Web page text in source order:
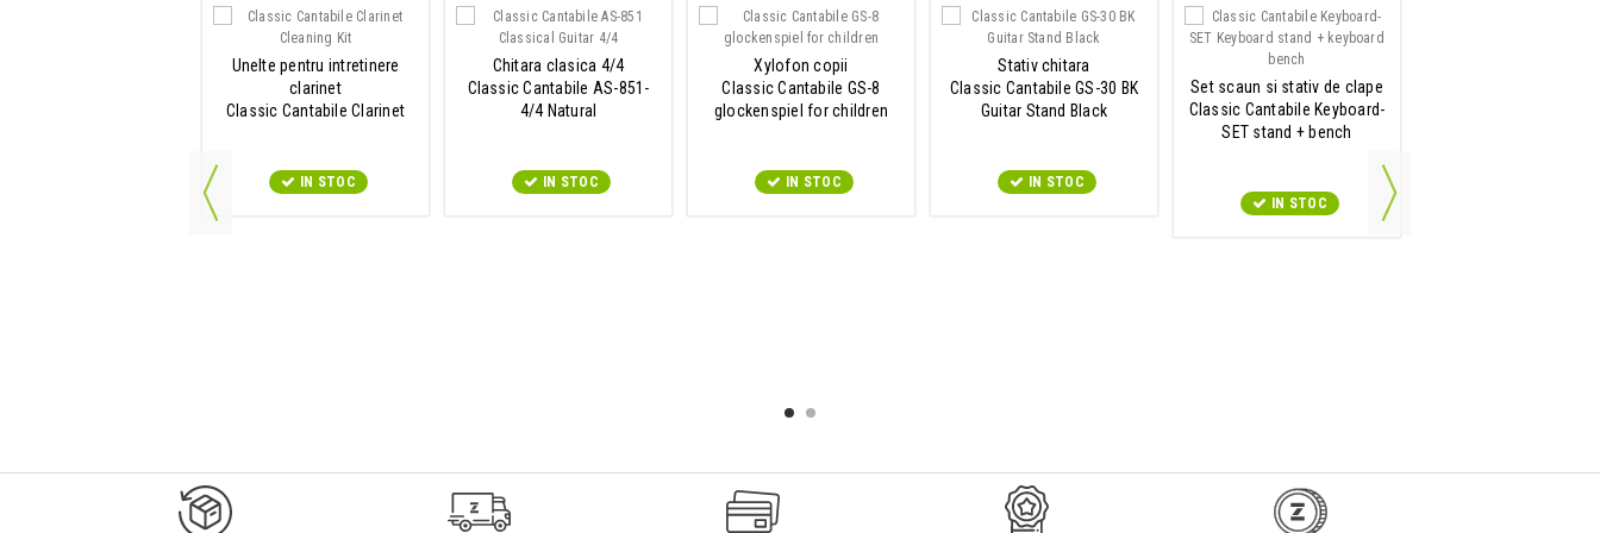
Unelte pentru intretinere
clarinet
Classic Cantabile Clarinet
IN STOC
Chitara clasica 4/4
Classic Cantabile AS-851-
4/4 Natural
IN STOC
Xylofon copii
Classic Cantabile GS-8
glockenspiel for children
IN STOC
Stativ chitara
Classic Cantabile GS-30 BK
Guitar Stand Black
IN STOC
Set scaun si stativ de clape
Classic Cantabile Keyboard-
SET stand + bench
IN STOC